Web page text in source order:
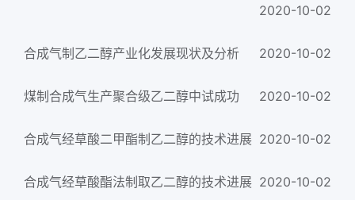
2020-10-02
合成气制乙二醇产业化发展现状及分析 2020-10-02
煤制合成气生产聚合级乙二醇中试成功 2020-10-02
合成气经草酸二甲酯制乙二醇的技术进展 2020-10-02
合成气经草酸酯法制取乙二醇的技术进展 2020-10-02